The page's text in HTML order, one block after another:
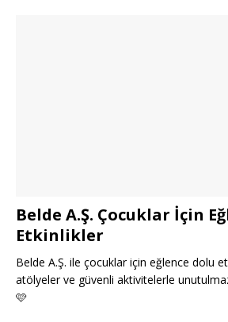
Belde A.Ş. Çocuklar İçin
Etkinlikler
Belde A.Ş. ile çocuklar için eğlence dolu
atölyeler ve güvenli aktivitelerle
🩷